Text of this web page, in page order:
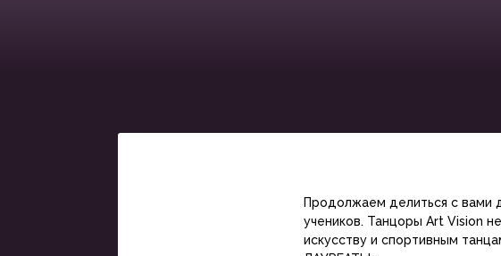
Продолжаем делиться с вами
учеников. Танцоры Art Vision
искусству и спортивным